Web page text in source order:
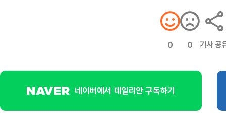
0 0 기사 공
네이버에서 데일리안 구독하기